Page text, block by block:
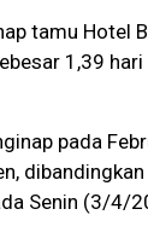
tamu Hotel
1,39
pada
Senin (3/4/